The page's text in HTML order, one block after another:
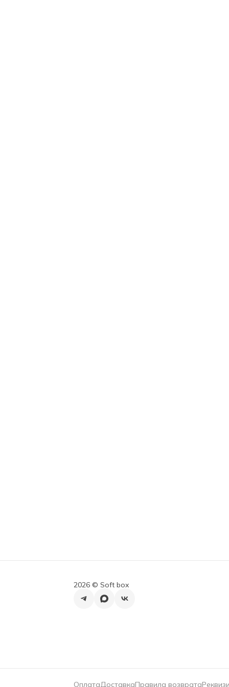
2026 ©︎ Soft box
ОплатаДоставкаПравила возврата